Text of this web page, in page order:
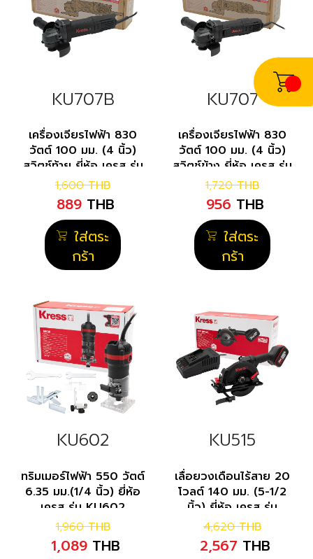
KU707B
เครื่องเจียรไฟฟ้า 830
วัตต์ 100 มม. (4 นิ้ว)
สวิตช์ท้าย ยี่ห้อ เครส รุ่น
KU707B
1,600 THB
889 THB
ใส่ตระ
กร้า
KU707
เครื่องเจียรไฟฟ้า 830
วัตต์ 100 มม. (4 นิ้ว)
สวิตช์ข้าง ยี่ห้อ เครส รุ่น
KU707
1,720 THB
956 THB
ใส่ตระ
กร้า
KU602
ทริมเมอร์ไฟฟ้า 550 วัตต์
6.35 มม.(1/4 นิ้ว) ยี่ห้อ
เครส รุ่น KU602
1,960 THB
1,089 THB
KU515
เลื่อยวงเดือนไร้สาย 20
โวลต์ 140 มม. (5-1/2
นิ้ว) ยี่ห้อ เครส รุ่น
KU515
4,620 THB
2,567 THB